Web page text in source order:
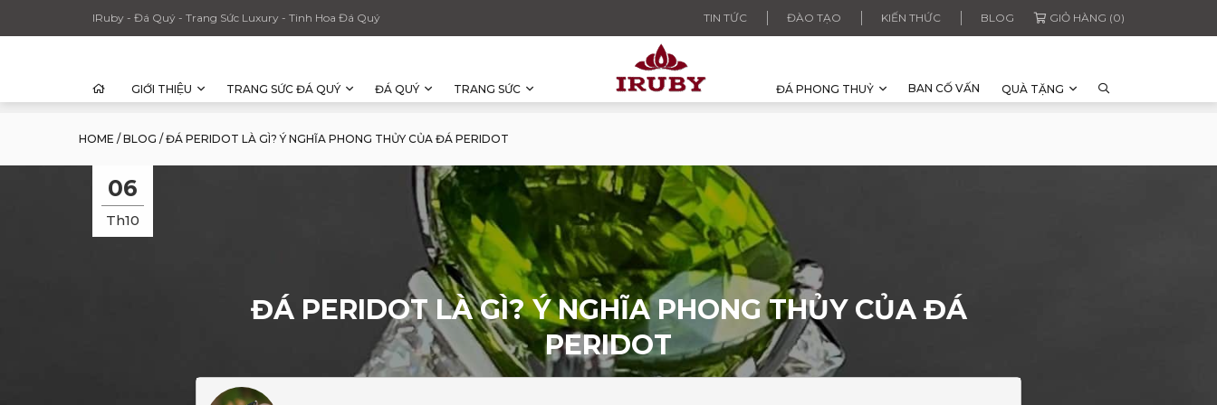
IRuby - Đá Quý - Trang Sức Luxury - Tinh Hoa Đá Quý TIN TỨC ĐÀO TẠO KIẾN THỨC BLOG GIỎ HÀNG (0)
GIỚI THIỆU TRANG SỨC ĐÁ QUÝ ĐÁ QUÝ TRANG SỨC ĐÁ PHONG THUỶ BAN CỐ VẤN QUÀ TẶNG
HOME / BLOG / ĐÁ PERIDOT LÀ GÌ? Ý NGHĨA PHONG THỦY CỦA ĐÁ PERIDOT
06
Th10
ĐÁ PERIDOT LÀ GÌ? Ý NGHĨA PHONG THỦY CỦA ĐÁ
PERIDOT